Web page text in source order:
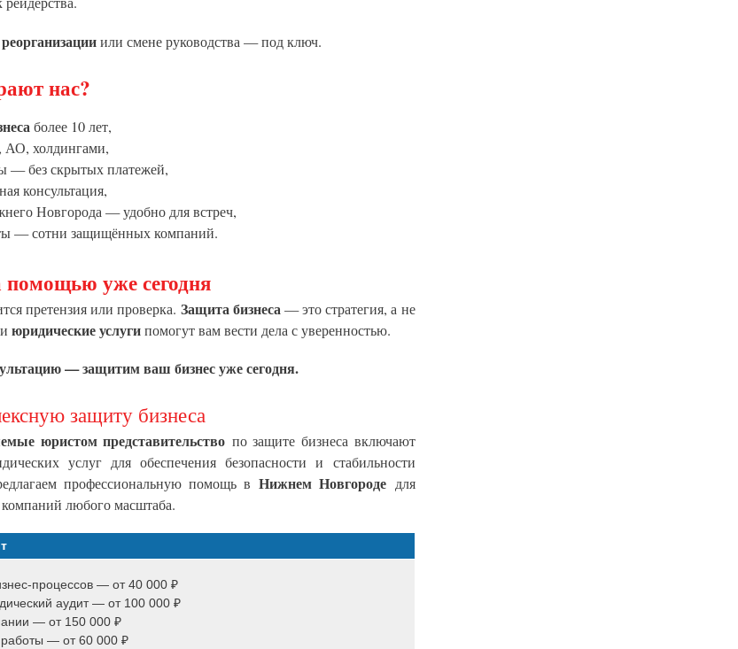
или смене руководства — под ключ.
нас?
более 10 лет,
холдингами,
— без скрытых платежей,
консультация,
Новгорода — удобно для встреч,
— сотни защищённых компаний.
помощью уже сегодня
претензия или проверка. Защита бизнеса— это стратегия, а не
юридические услугипомогут вам вести дела с уверенностью.
— защитим ваш бизнес уже сегодня.
защиту бизнеса
юристом представительство по защите бизнеса включают
услуг для обеспечения безопасности и стабильности
профессиональную помощь вНижнем Новгороде для
любого масштаба.
процессов — от 40 000 ₽
аудит — от 100 000 ₽
— от 150 000 ₽
работы — от 60 000 ₽